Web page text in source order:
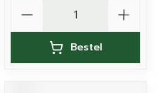
Bestel